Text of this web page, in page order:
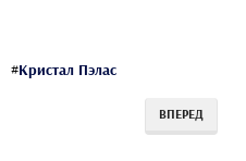
#Кристал Пэлас
ВПЕРЕД